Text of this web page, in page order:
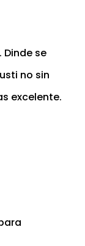
Dinde se
no sin
excelente.